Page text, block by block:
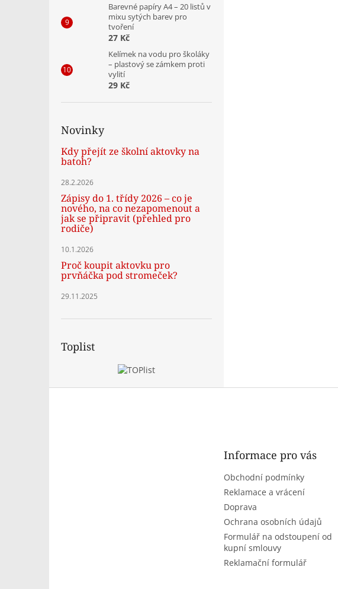
Barevné papíry A4 – 20 listů v
mixu sytých barev pro
tvoření
27 Kč
Kelímek na vodu pro školáky
– plastový se zámkem proti
vylití
29 Kč
Novinky
Kdy přejít ze školní aktovky na
batoh?
28.2.2026
Zápisy do 1. třídy 2026 – co je
nového, na co nezapomenout a
jak se připravit (přehled pro
rodiče)
10.1.2026
Proč koupit aktovku pro
prvňáčka pod stromeček?
29.11.2025
Toplist
Informace pro vás
Obchodní podmínky
Reklamace a vrácení
Doprava
Ochrana osobních údajů
Formulář na odstoupení od
kupní smlouvy
Reklamační formulář